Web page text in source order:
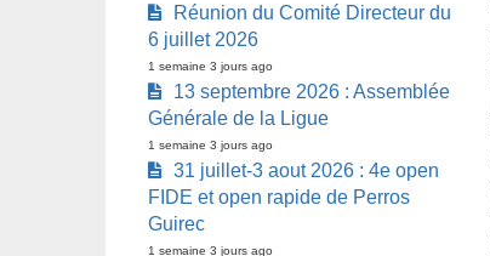
Réunion du Comité Directeur du
6 juillet 2026
1 semaine 3 jours ago
13 septembre 2026 : Assemblée
Générale de la Ligue
1 semaine 3 jours ago
31 juillet-3 aout 2026 : 4e open
FIDE et open rapide de Perros
Guirec
1 semaine 3 jours ago